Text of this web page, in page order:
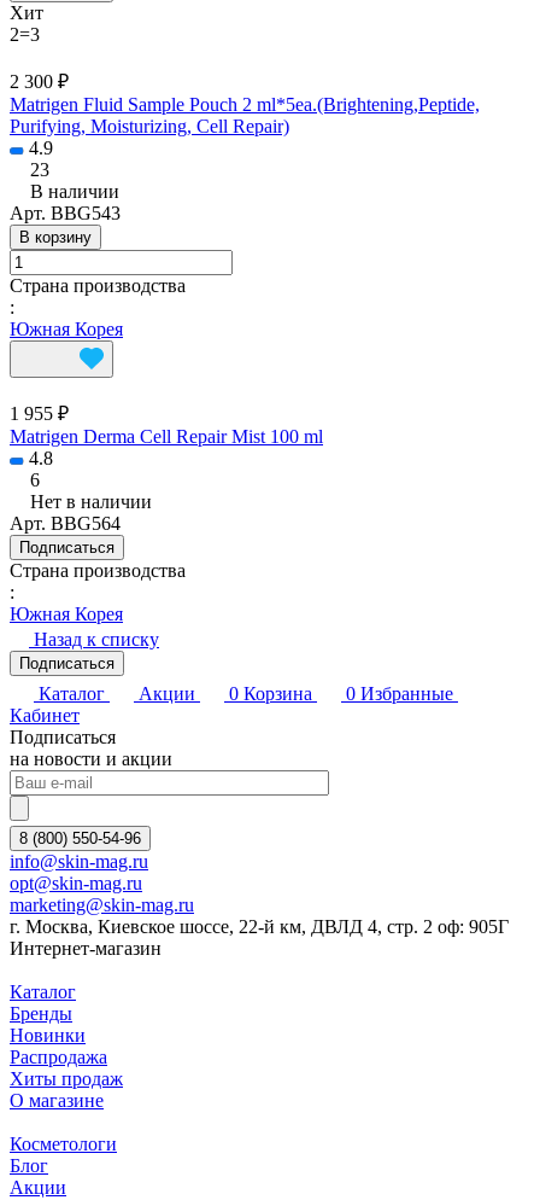
Хит
2=3
2 300 ₽
Matrigen Fluid Sample Pouch 2 ml*5ea.(Brightening,Peptide,
Purifying, Moisturizing, Cell Repair)
4.9
23
В наличии
Арт. BBG543
В корзину
Страна производства
:
Южная Корея
1 955 ₽
Matrigen Derma Cell Repair Mist 100 ml
4.8
6
Нет в наличии
Арт. BBG564
Подписаться
Страна производства
:
Южная Корея
Назад к списку
Подписаться
Каталог Акции 0 Корзина 0 Избранные
Кабинет
Подписаться
на новости и акции
8 (800) 550-54-96
info@skin-mag.ru
opt@skin-mag.ru
marketing@skin-mag.ru
г. Москва, Киевское шоссе, 22-й км, ДВЛД 4, стр. 2 оф: 905Г
Интернет-магазин
Каталог
Бренды
Новинки
Распродажа
Хиты продаж
О магазине
Косметологи
Блог
Акции